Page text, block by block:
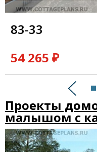
83-33
54 265 ₽
Проекты
малышом с